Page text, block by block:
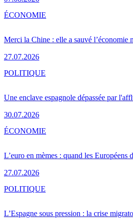
Merci la Chine : elle a sauvé l’économie
27.07.2026
ÉCONOMIE
Une enclave espagnole dépassée par
30.07.2026
POLITIQUE
L’euro en mèmes : quand les Européens
27.07.2026
ÉCONOMIE
L’Espagne sous pression : la crise
POLITIQUE